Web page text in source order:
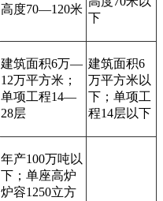
高度70—120米
下
建筑面积6万—
12万平方米；
单项工程14—
28层
建筑面积6
万平方米以
下；单项工
程14层以下
年产100万吨以
下；单座高炉
炉容1250立方